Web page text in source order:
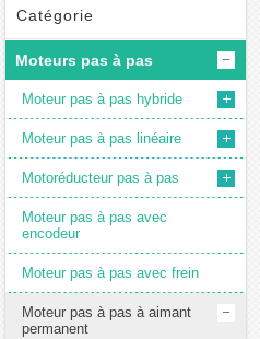
Moteur rotatif aimant permanent
permanent(PM) Oukeda PM25 OK25PM15-
Catégorie
Moteurs pas à pas
Moteur pas à pas hybride
Moteur pas à pas linéaire
Motoréducteur pas à pas
Moteur pas à pas avec
encodeur
Moteur pas à pas avec frein
Moteur pas à pas à aimant
permanent